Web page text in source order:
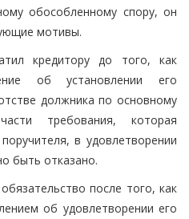
обособленному спору, он
мотивы.
кредитору до того, как
об установлении его
должника по основному
требования, которая
в удовлетворении
быть отказано.
после того, как
об удовлетворении его